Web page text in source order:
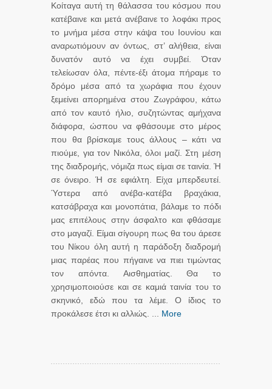
Κοίταγα αυτή τη θάλασσα του κόσμου που
κατέβαινε και μετά ανέβαινε το λοφάκι προς
το μνήμα μέσα στην κάψα του Ιουνίου και
αναρωτιόμουν αν όντως, στ’ αλήθεια, είναι
δυνατόν αυτό να έχει συμβεί. Όταν
τελείωσαν όλα, πέντε-έξι άτομα πήραμε το
δρόμο μέσα από τα χωράφια που έχουν
ξεμείνει απορημένα στου Ζωγράφου, κάτω
από τον καυτό ήλιο, συζητώντας αμήχανα
διάφορα, ώσπου να φθάσουμε στο μέρος
που θα βρίσκαμε τους άλλους – κάτι να
πιούμε, για τον Νικόλα, όλοι μαζί. Στη μέση
της διαδρομής, νόμιζα πως είμαι σε ταινία. Ή
σε όνειρο. Ή σε εφιάλτη. Είχα μπερδευτεί.
Ύστερα από ανέβα-κατέβα βραχάκια,
κατσάβραχα και μονοπάτια, βάλαμε το πόδι
μας επιτέλους στην άσφαλτο και φθάσαμε
στο μαγαζί. Είμαι σίγουρη πως θα του άρεσε
του Νίκου όλη αυτή η παράδοξη διαδρομή
μιας παρέας που πήγαινε να πιει τιμώντας
τον απόντα. Αισθηματίας. Θα το
χρησιμοποιούσε και σε καμιά ταινία του το
σκηνικό, εδώ που τα λέμε. Ο ίδιος το
προκάλεσε έτσι κι αλλιώς. ... More